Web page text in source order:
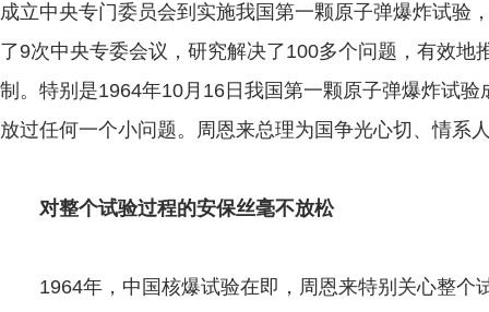
成立中央专门委员会到实施我国第一颗原子弹爆炸试验
了9次中央专委会议，研究解决了100多个问题，有效地
制。特别是1964年10月16日我国第一颗原子弹爆炸试
放过任何一个小问题。周恩来总理为国争光心切、情系
对整个试验过程的安保丝毫不放松
1964年，中国核爆试验在即，周恩来特别关心整个